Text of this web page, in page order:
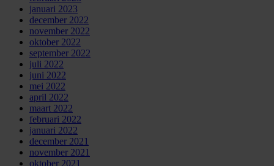
januari 2023
december 2022
november 2022
oktober 2022
september 2022
juli 2022
juni 2022
mei 2022
april 2022
maart 2022
februari 2022
januari 2022
december 2021
november 2021
oktober 2021